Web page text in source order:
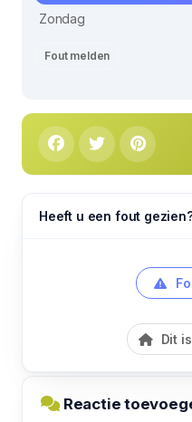
Zondag
Fout melden
Heeft u een fout
Dit
Reactie